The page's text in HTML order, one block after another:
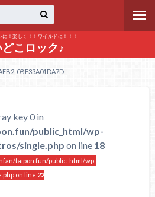
に！楽しく！！ワイルドに！！！
こロック♪
0BF33A01DA7D
key 0 in
public_html/wp-
single.php on line 18
taipon.fun/public_html/wp-
on line 22